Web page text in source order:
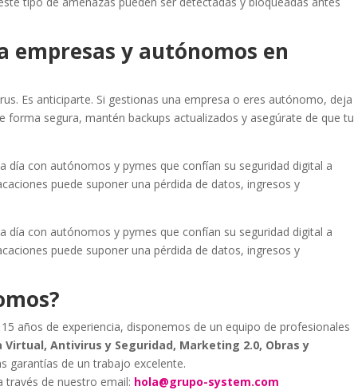
empresas y autónomos en
Es anticiparte. Si gestionas una empresa o eres autónomo, deja
segura, mantén backups actualizados y asegúrate de que tu
con autónomos y pymes que confían su seguridad digital a
puede suponer una pérdida de datos, ingresos y
con autónomos y pymes que confían su seguridad digital a
puede suponer una pérdida de datos, ingresos y
años de experiencia, disponemos de un equipo de profesionales
Virtual, Antivirus y Seguridad, Marketing 2.0, Obras y
garantías de un trabajo excelente.
través de nuestro email: hola@grupo-system.com